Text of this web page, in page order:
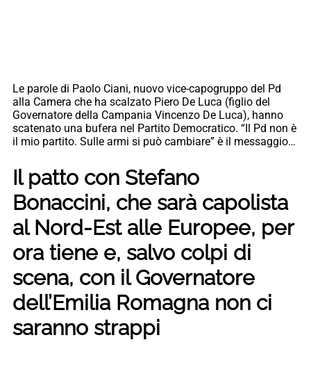
Le parole di Paolo Ciani, nuovo vice-capogruppo del Pd
alla Camera che ha scalzato Piero De Luca (figlio del
Governatore della Campania Vincenzo De Luca), hanno
scatenato una bufera nel Partito Democratico. “Il Pd non è
il mio partito. Sulle armi si può cambiare” è il messaggio…
Il patto con Stefano
Bonaccini, che sarà capolista
al Nord-Est alle Europee, per
ora tiene e, salvo colpi di
scena, con il Governatore
dell’Emilia Romagna non ci
saranno strappi